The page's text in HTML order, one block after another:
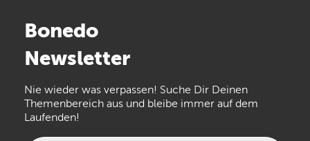
Arturia
the t.bone
Walrus Audio Epiphone
Bonedo
Newsletter
Nie wieder was verpassen! Suche Dir Deinen
Themenbereich aus und bleibe immer auf dem
Laufenden!